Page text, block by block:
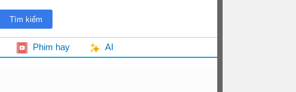
Phim hay AI